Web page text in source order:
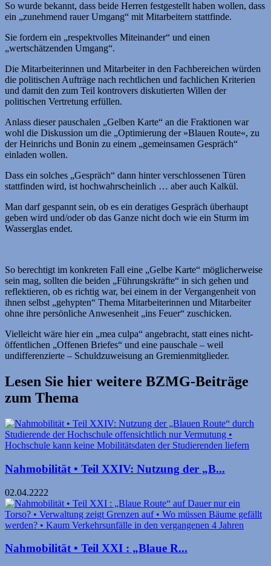
So wurde bekannt, dass beide Herren festgestellt haben wollen, dass
ein „zunehmend rauer Umgang“ mit Mitarbeitern stattfinde.
Sie fordern ein „respektvolles Miteinander“ und einen
„wertschätzenden Umgang“.
Die Mitarbeiterinnen und Mitarbeiter in den Fachbereichen würden
die politischen Aufträge nach rechtlichen und fachlichen Kriterien
und damit den zum Teil kontrovers diskutierten Willen der
politischen Vertretung erfüllen.
Anlass dieser pauschalen „Gelben Karte“ an die Fraktionen war
wohl die Diskussion um die „Optimierung der »Blauen Route«, zu
der Heinrichs und Bonin zu einem „gemeinsamen Gespräch“
einladen wollen.
Dass ein solches „Gespräch“ dann hinter verschlossenen Türen
stattfinden wird, ist hochwahrscheinlich … aber auch Kalkül.
Man darf gespannt sein, ob es ein deratiges Gespräch überhaupt
geben wird und/oder ob das Ganze nicht doch wie ein Sturm im
Wasserglas endet.
So berechtigt im konkreten Fall eine „Gelbe Karte“ möglicherweise
sein mag, sollten die beiden „Führungskräfte“ in sich gehen und
reflektieren, ob es richtig war, bei einem in der Vergangenheit von
ihnen selbst „gehypten“ Thema Mitarbeiterinnen und Mitarbeiter
ohne ihre persönliche Anwesenheit „ins Feuer“ zuschicken.
Vielleicht wäre hier ein „mea culpa“ angebracht, statt eines nicht-
öffentlichen „Offenen Briefes“ und eine pauschale – weil
undifferenzierte – Schuldzuweisung an Gremienmitglieder.
Lesen Sie hier weitere BZMG-Beiträge
zum Thema
Nahmobilität • Teil XXIV: Nutzung der „B...
02.04.2222
Nahmobilität • Teil XXI : „Blaue R...